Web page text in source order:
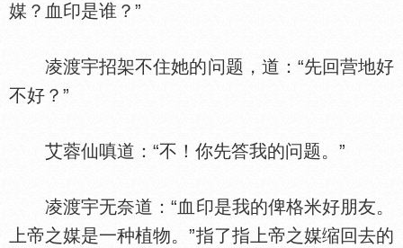
媒？血印是谁？”
凌渡宇招架不住她的问题，道：“先回营地好
不好？”
艾蓉仙嗔道：“不！你先答我的问题。”
凌渡宇无奈道：“血印是我的俾格米好朋友。
上帝之媒是一种植物。”指了指上帝之媒缩回去的